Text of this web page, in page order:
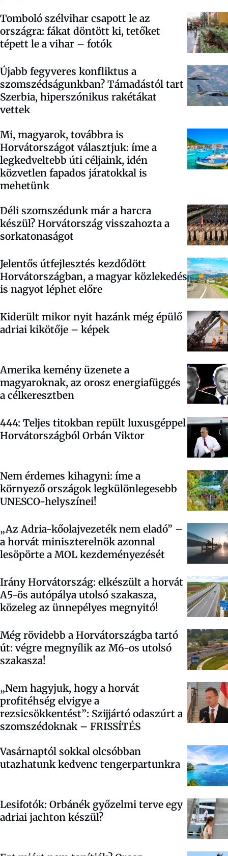
Tomboló szélvihar csapott le az
országra: fákat döntött ki, tetőket
tépett le a vihar – fotók
Újabb fegyveres konfliktus a
szomszédságunkban? Támadástól tart
Szerbia, hiperszónikus rakétákat
vettek
Mi, magyarok, továbbra is
Horvátországot választjuk: íme a
legkedveltebb úti céljaink, idén
közvetlen fapados járatokkal is
mehetünk
Déli szomszédunk már a harcra
készül? Horvátország visszahozta a
sorkatonaságot
Jelentős útfejlesztés kezdődött
Horvátországban, a magyar közlekedés
is nagyot léphet előre
Kiderült mikor nyit hazánk még épülő
adriai kikötője – képek
Amerika kemény üzenete a
magyaroknak, az orosz energiafüggés
a célkeresztben
444: Teljes titokban repült luxusgéppel
Horvátországból Orbán Viktor
Nem érdemes kihagyni: íme a
környező országok legkülönlegesebb
UNESCO-helyszínei!
„Az Adria-kőolajvezeték nem eladó” –
a horvát miniszterelnök azonnal
lesöpörte a MOL kezdeményezését
Irány Horvátország: elkészült a horvát
A5-ös autópálya utolsó szakasza,
közeleg az ünnepélyes megnyitó!
Még rövidebb a Horvátországba tartó
út: végre megnyílik az M6-os utolsó
szakasza!
„Nem hagyjuk, hogy a horvát
profitéhség elvigye a
rezsicsökkentést”: Szijjártó odaszúrt a
szomszédoknak – FRISSÍTÉS
Vasárnaptól sokkal olcsóbban
utazhatunk kedvenc tengerpartunkra
Lesifotók: Orbánék győzelmi terve egy
adriai jachton készül?